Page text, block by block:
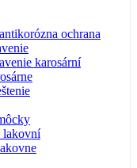
ochrana
karosární
lakovní